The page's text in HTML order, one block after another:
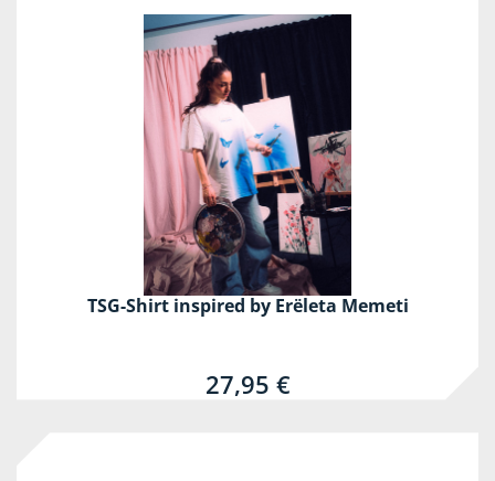
TSG-Shirt inspired by Erëleta Memeti
27,95 €